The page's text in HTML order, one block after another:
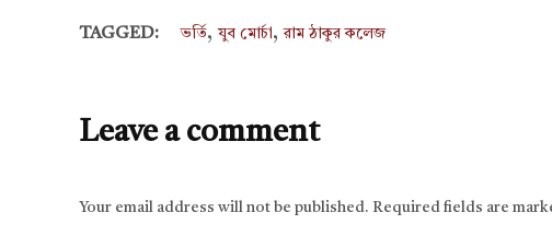
TAGGED: ভর্তি,যুব মোর্চা ,রাম ঠাকুর কলেজ
Leave a comment
Your email address will not be published. Required fields are